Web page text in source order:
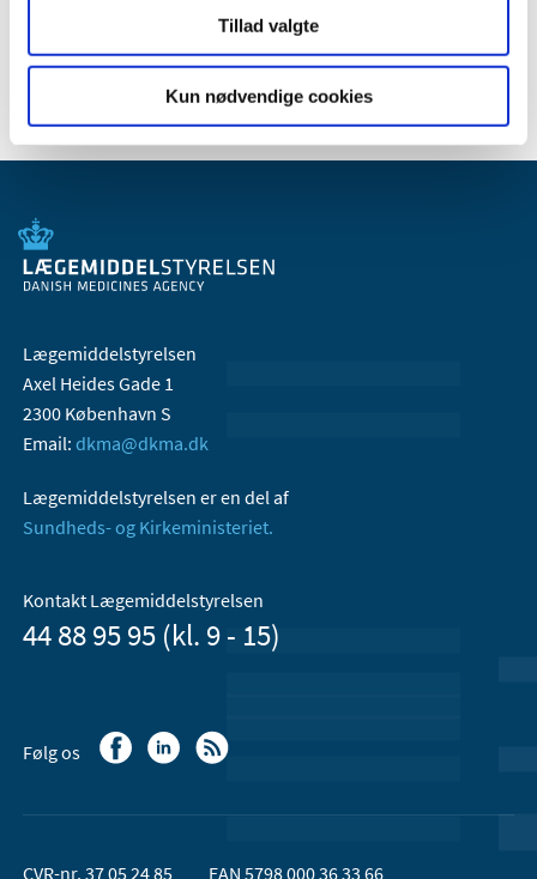
Tillad valgte
Kun nødvendige cookies
2005 (2)
Lægemiddelstyrelsen
Axel Heides Gade 1
2300 København S
Email: dkma@dkma.dk
Lægemiddelstyrelsen er en del af
Sundheds- og Kirkeministeriet.
Kontakt Lægemiddelstyrelsen
44 88 95 95 (kl. 9 - 15)
Følg os
CVR-nr. 37 05 24 85 EAN 5798 000 36 33 66